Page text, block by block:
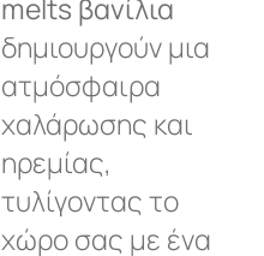
melts βανίλια
δημιουργούν μια
ατμόσφαιρα
χαλάρωσης και
ηρεμίας,
τυλίγοντας το
χώρο σας με ένα